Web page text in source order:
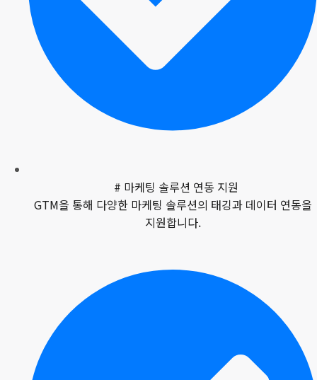
# 마케팅 솔루션 연동 지원
GTM을 통해 다양한 마케팅 솔루션의 태깅과 데이터 연동을
지원합니다.